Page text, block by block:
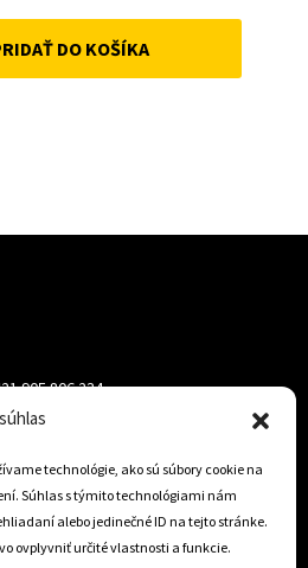
technológie, ako sú súbory cookie na
Súhlas s týmito technológiami nám
alebo jedinečné ID na tejto stránke.
ovplyvniť určité vlastnosti a funkcie.
price
was:
price
is:
DO KOŠÍKA
905 806 234
Český Eshop